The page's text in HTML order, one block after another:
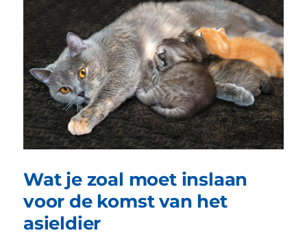
Wat je zoal moet inslaan
voor de komst van het
asieldier